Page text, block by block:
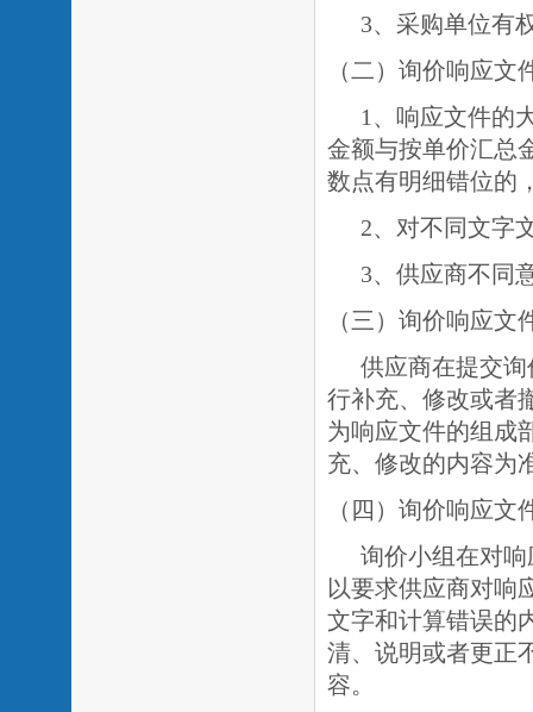
3、采购单位有
（二）询价响应文
1、响应文件的
金额与按单价汇总
数点有明细错位的
2、对不同文字
3、供应商不同
（三）询价响应文
供应商在提交
行补充、修改或者
为响应文件的组成
充、修改的内容为
（四）询价响应文
询价小组在对
以要求供应商对响
文字和计算错误的
清、说明或者更正
容。